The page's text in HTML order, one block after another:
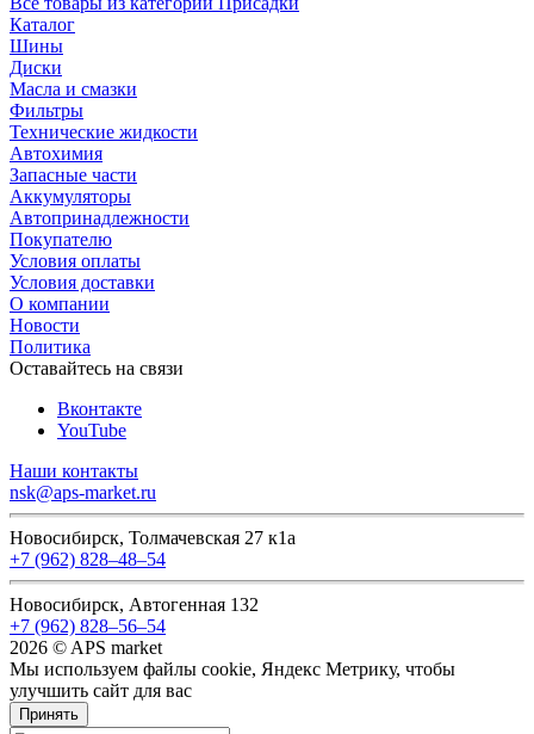
Каталог
Шины
Диски
Масла и смазки
Фильтры
Технические жидкости
Автохимия
Запасные части
Аккумуляторы
Автопринадлежности
Покупателю
Условия оплаты
Условия доставки
О компании
Новости
Политика
Оставайтесь на связи
Вконтакте
YouTube
Наши контакты
nsk@aps-market.ru
Новосибирск, Толмачевская 27 к1а
+7 (962) 828‒48‒54
Новосибирск, Автогенная 132
+7 (962) 828‒56‒54
2026 © APS market
Мы используем файлы cookie, Яндекс Метрику, чтобы
улучшить сайт для вас
Принять